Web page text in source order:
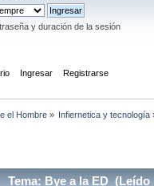
y duración de la sesión
Ingresar Registrarse
el Hombre» Infiernetica y tecnología
Tema: Bye a la ED (Leído